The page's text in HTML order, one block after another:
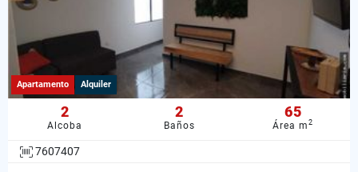
Apartamento Alquiler
2
Alcoba
2
Baños
65
Área m2
7607407